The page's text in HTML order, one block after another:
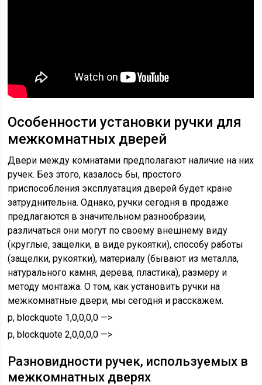
Особенности установки ручки для
межкомнатных дверей
Двери между комнатами предполагают наличие на них
ручек. Без этого, казалось бы, простого
приспособления эксплуатация дверей будет кране
затруднительна. Однако, ручки сегодня в продаже
предлагаются в значительном разнообразии,
различаться они могут по своему внешнему виду
(круглые, защелки, в виде рукоятки), способу работы
(защелки, рукоятки), материалу (бывают из металла,
натурального камня, дерева, пластика), размеру и
методу монтажа. О том, как установить ручки на
межкомнатные двери, мы сегодня и расскажем.
p, blockquote 1,0,0,0,0 —>
p, blockquote 2,0,0,0,0 —>
Разновидности ручек, используемых в
межкомнатных дверях